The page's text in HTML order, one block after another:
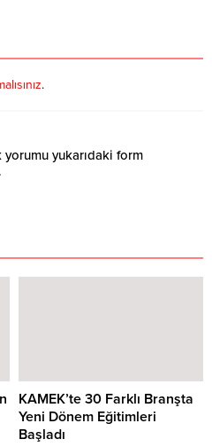
.
yorumu yukarıdaki form
KAMEK’te 30 Farklı Branşta
Yeni Dönem Eğitimleri
Başladı